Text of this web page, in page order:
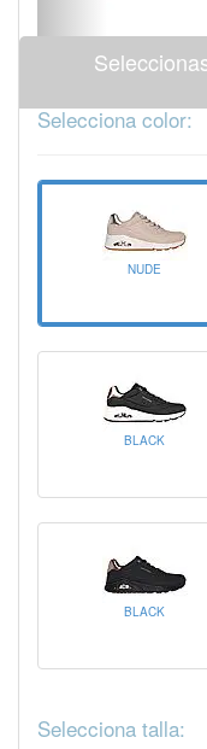
Selecciona color:
NUDE
BLACK
BLACK
Selecciona talla: